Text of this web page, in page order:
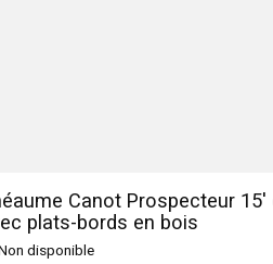
Canot Prospecteur
plats-bords en bois
disponible